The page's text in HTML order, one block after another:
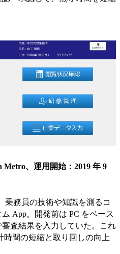
Metro、運用開始：2019 年 9
乗務員の技術や知識を測るコ
App。開発前は PC をベース
査結果を入力していた。これ
時間の短縮と取り回しの向上